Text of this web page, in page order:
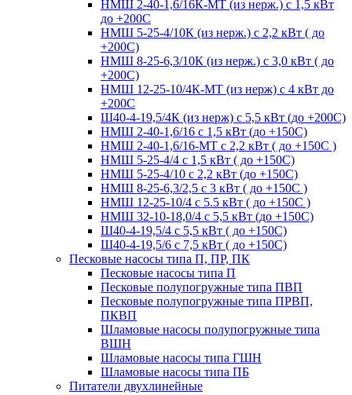
НМШ 2-40-1,6/16К-МТ (из нерж.) с 1,5 кВт
до +200С
НМШ 5-25-4/10К (из нерж.) с 2,2 кВт ( до
+200С)
НМШ 8-25-6,3/10К (из нерж.) с 3,0 кВт ( до
+200С)
НМШ 12-25-10/4К-МТ (из нерж) с 4 кВт до
+200С
Ш40-4-19,5/4К (из нерж) с 5,5 кВт (до +200С)
НМШ 2-40-1,6/16 с 1,5 кВт (до +150С)
НМШ 2-40-1,6/16-МТ с 2,2 кВт ( до +150С )
НМШ 5-25-4/4 с 1,5 кВт ( до +150С)
НМШ 5-25-4/10 с 2,2 кВт (до +150С)
НМШ 8-25-6,3/2,5 с 3 кВт ( до +150С )
НМШ 12-25-10/4 с 5.5 кВт ( до +150С )
НМШ 32-10-18,0/4 с 5,5 кВт (до +150С)
Ш40-4-19,5/4 с 5,5 кВт ( до +150С)
Ш40-4-19,5/6 с 7,5 кВт ( до +150С)
Песковые насосы типа П, ПР, ПК
Песковые насосы типа П
Песковые полупогружные типа ПВП
Песковые полупогружные типа ПРВП,
ПКВП
Шламовые насосы полупогружные типа
ВШН
Шламовые насосы типа ГШН
Шламовые насосы типа ПБ
Питатели двухлинейные